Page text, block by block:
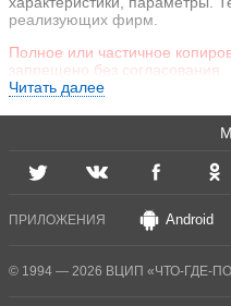
реализующих фирм.
Полное или частичное
запрещено без согласования.
Читать далее
ПРИЛОЖЕНИЯ Android
© 1994 — 2026 ВЦИП «ЧТО-ГДЕ-